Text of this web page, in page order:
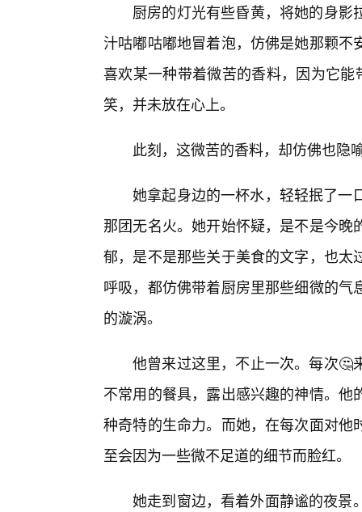
厨房的灯光有些昏黄，将她的身
汁咕嘟咕嘟地冒着泡，仿佛是她那颗
喜欢某一种带着微苦的香料，因为它
笑，并未放在心上。
此刻，这微苦的香料，却仿佛也隐
她拿起身边的一杯水，轻轻抿了一
那团无名火。她开始怀疑，是不是今
郁，是不是那些关于美食的文字，也
呼吸，都仿佛带着厨房里那些细微的
的漩涡。
他曾来过这里，不止一次。每次🤔
不常用的餐具，露出感兴趣的神情。
种奇特的生命力。而她，在每次面对
至会因为一些微不足道的细节而脸红。
她走到窗边，看着外面静谧的夜景